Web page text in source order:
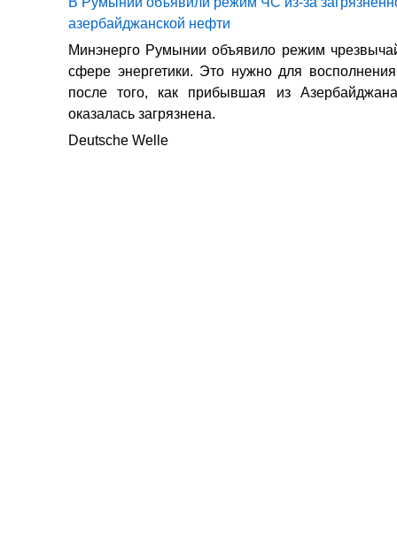
азербайджанской нефти
Минэнерго Румынии объявило режим
сфере энергетики. Это нужно для
после того, как прибывшая из
оказалась загрязнена.
Deutsche Welle